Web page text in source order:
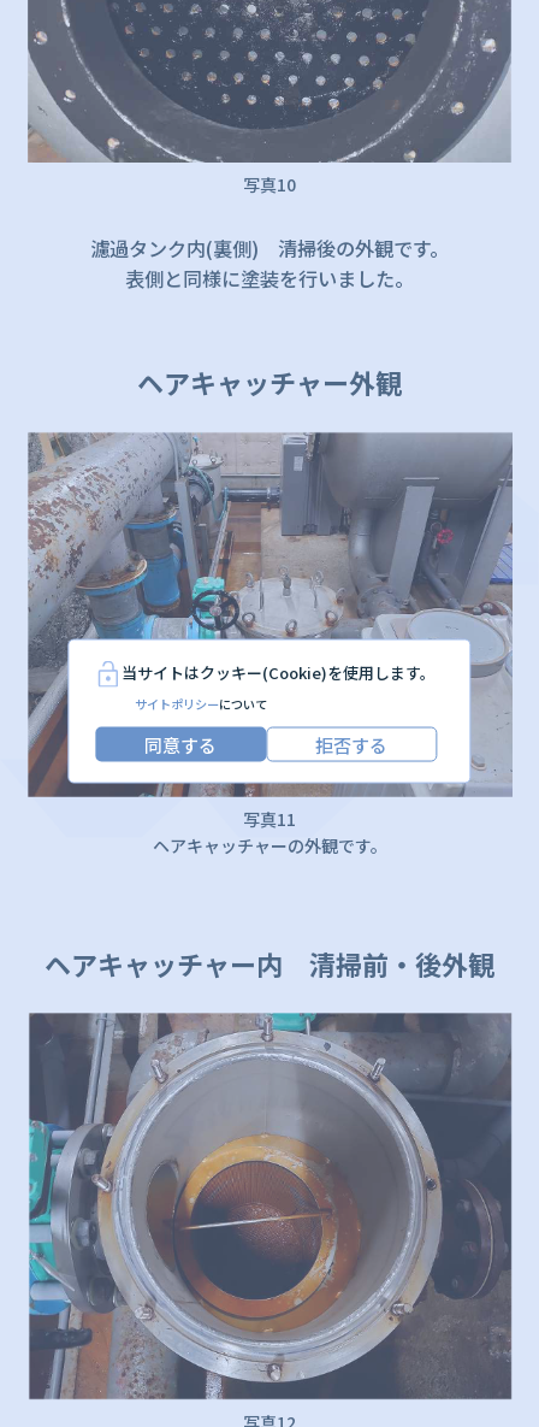
当サイトはクッキー(Cookie)を使用します。
サイトポリシーについて
同意する 拒否する
写真10
濾過タンク内(裏側) 清掃後の外観です。
表側と同様に塗装を行いました。
ヘアキャッチャー外観
写真11
ヘアキャッチャーの外観です。
ヘアキャッチャー内 清掃前・後外観